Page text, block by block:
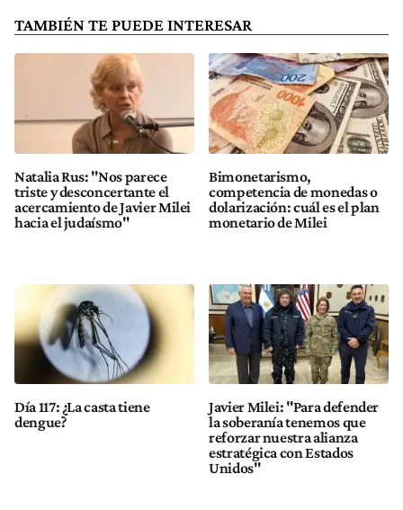
TAMBIÉN TE PUEDE INTERESAR
Natalia Rus: "Nos parece
triste y desconcertante el
acercamiento de Javier Milei
hacia el judaísmo"
Bimonetarismo,
competencia de monedas o
dolarización: cuál es el plan
monetario de Milei
Día 117: ¿La casta tiene
dengue?
Javier Milei: "Para defender
la soberanía tenemos que
reforzar nuestra alianza
estratégica con Estados
Unidos"